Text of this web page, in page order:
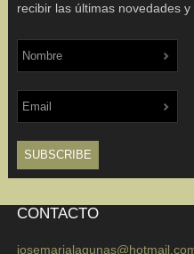
recibir las últimas novedades
CONTACTO